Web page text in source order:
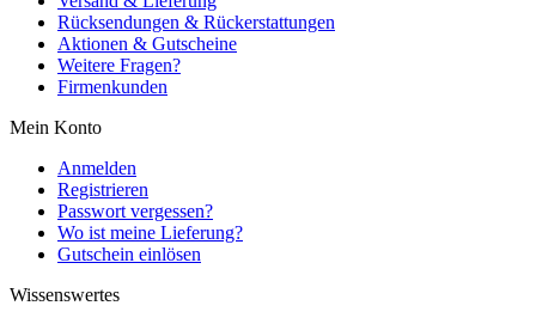
Rücksendungen & Rückerstattungen
Aktionen & Gutscheine
Weitere Fragen?
Firmenkunden
Mein Konto
Anmelden
Registrieren
Passwort vergessen?
Wo ist meine Lieferung?
Gutschein einlösen
Wissenswertes